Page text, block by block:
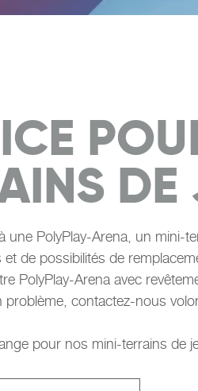
une PolyPlay-Arena, un mini-
de possibilités de
PolyPlay-Arena avec
contactez-nous
pour nos mini-terrains de